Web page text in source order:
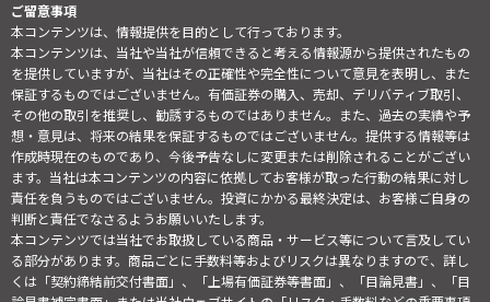
ご留意事項
本コンテンツは、情報提供を目的として行っております。
本コンテンツは、当社や当社が信頼できると考える情報源から提供されたもの
を提供していますが、当社はその正確性や完全性について意見を表明し、また
保証するものではございません。有価証券の購入、売却、デリバティブ取引、
その他の取引を推奨し、勧誘するものではありません。また、過去の実績や予
想・意見は、将来の結果を保証するものではございません。提供する情報等は
作成時現在のものであり、今後予告なしに変更または削除されることがござい
ます。当社は本コンテンツの内容に依拠してお客様が取った行動の結果に対し
責任を負うものではございません。投資にかかる最終決定は、お客様ご自身の
判断と責任でなさるようお願いいたします。
本コンテンツでは当社でお取扱している商品・サービス等について言及してい
る部分があります。商品ごとに手数料等およびリスクは異なりますので、詳し
くは「契約締結前交付書面」、「上場有価証券等書面」、「目論見書」、「目